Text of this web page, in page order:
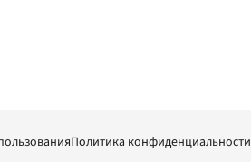
Политика конфиденциальности